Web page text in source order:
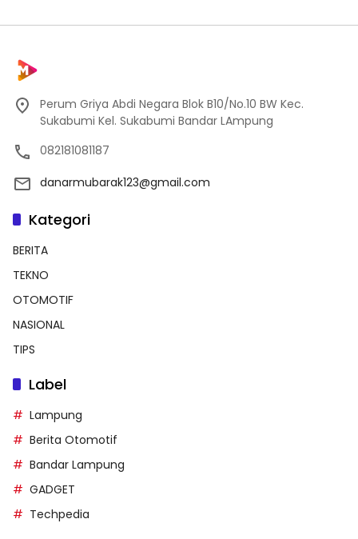
Perum Griya Abdi Negara Blok B10/No.10 BW Kec.
Sukabumi Kel. Sukabumi Bandar LAmpung
082181081187
danarmubarak123@gmail.com
Kategori
BERITA
TEKNO
OTOMOTIF
NASIONAL
TIPS
Label
Lampung
Berita Otomotif
Bandar Lampung
GADGET
Techpedia